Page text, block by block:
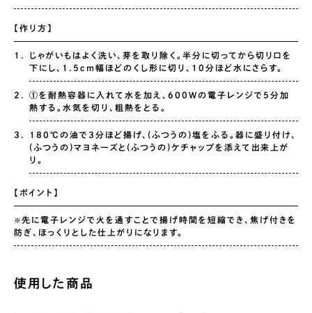
【作り方】
じゃがいもはよく洗い、芽を取り除く。半分に切ってから切り口を
下にし、1.5cm幅ほどのくし形に切り、10分ほど水にさらす。
①を耐熱容器に入れて水を加え、600Wの電子レンジで5分加
熱する。水気を切り、粗熱をとる。
180℃の油で3分ほど揚げ、(ふつうの)塩をふる。器に盛り付け、
(ふつうの)マヨネーズと(ふつうの)ケチャップを添えて出来上が
り。
【ポイント】
※ 先に電子レンジで火を通すことで揚げ時間を短縮でき、焦げ付きを
防ぎ、ほっくりとした仕上がりになります。
使用した商品